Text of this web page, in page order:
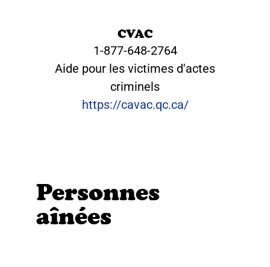
CVAC
1-877-648-2764
Aide pour les victimes d'actes
criminels
https://cavac.qc.ca/
Personnes
aînées